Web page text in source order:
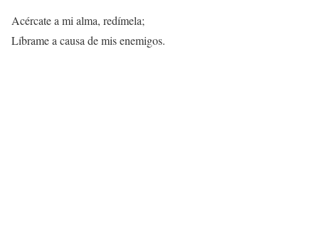
Acércate a mi alma, redímela;
Líbrame a causa de mis enemigos.